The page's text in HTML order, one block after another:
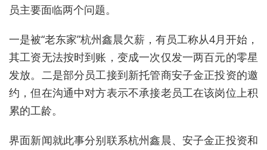
员主要面临两个问题。
一是被“老东家”杭州鑫晨欠薪，有员工称从4月开始，
其工资无法按时到账 ，变成一次仅发一两百元的零星
发放。二是部分员工接到新托管商安子金正投资的邀
约，但在沟通中对方表示不承接老员工在该岗位上积
累的工龄。
界面新闻就此事分别联系杭州鑫晨、安子金正投资和